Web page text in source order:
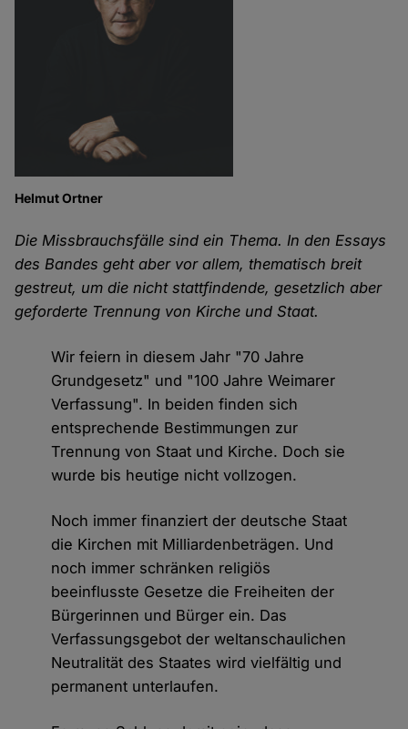
Helmut Ortner
Die Missbrauchsfälle sind ein Thema. In den Essays
des Bandes geht aber vor allem, thematisch breit
gestreut, um die nicht stattfindende, gesetzlich aber
geforderte Trennung von Kirche und Staat.
Wir feiern in diesem Jahr "70 Jahre
Grundgesetz" und "100 Jahre Weimarer
Verfassung". In beiden finden sich
entsprechende Bestimmungen zur
Trennung von Staat und Kirche. Doch sie
wurde bis heutige nicht vollzogen.
Noch immer finanziert der deutsche Staat
die Kirchen mit Milliardenbeträgen. Und
noch immer schränken religiös
beeinflusste Gesetze die Freiheiten der
Bürgerinnen und Bürger ein. Das
Verfassungsgebot der weltanschaulichen
Neutralität des Staates wird vielfältig und
permanent unterlaufen.